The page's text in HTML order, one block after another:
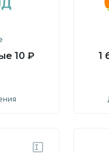
10 ₽ 1